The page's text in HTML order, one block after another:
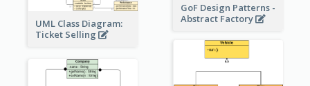
GoF Design Patterns -
Abstract Factory
UML Class Diagram:
Ticket Selling